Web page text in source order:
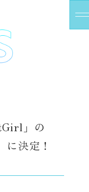
」の
に決定！